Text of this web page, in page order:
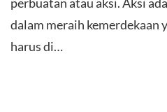
dalam meraih kemerdekaan
harus di…